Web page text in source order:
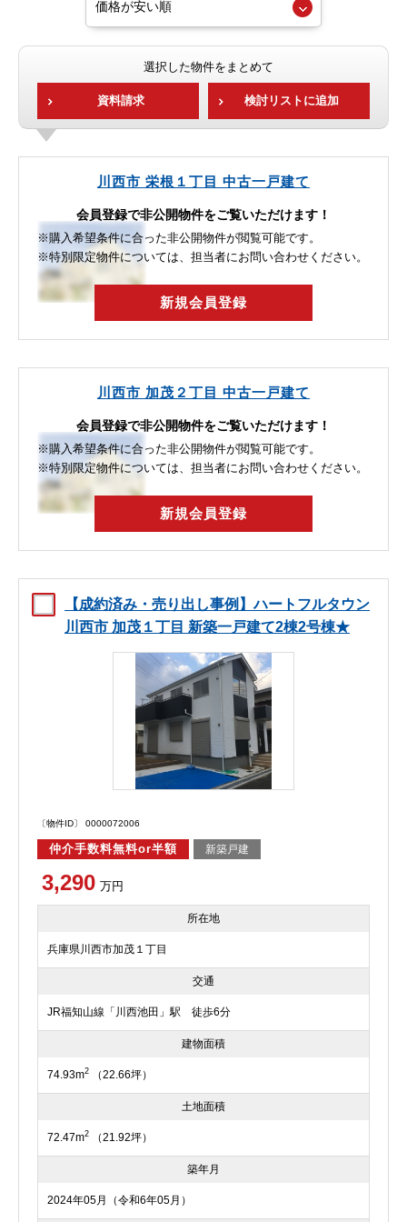
選択した物件をまとめて
資料請求 検討リストに追加
川西市 栄根１丁目 中古一戸建て
会員登録で非公開物件をご覧いただけます！
※購入希望条件に合った非公開物件が閲覧可能です。
※特別限定物件については、担当者にお問い合わせください。
新規会員登録
川西市 加茂２丁目 中古一戸建て
会員登録で非公開物件をご覧いただけます！
※購入希望条件に合った非公開物件が閲覧可能です。
※特別限定物件については、担当者にお問い合わせください。
新規会員登録
【成約済み・売り出し事例】ハートフルタウン
川西市 加茂１丁目 新築一戸建て2棟2号棟★
〔物件ID〕 0000072006
仲介手数料無料or半額 新築戸建
3,290 万円
所在地
兵庫県川西市加茂１丁目
交通
JR福知山線「川西池田」駅 徒歩6分
建物面積
74.93m2 （22.66坪）
土地面積
72.47m2 （21.92坪）
築年月
2024年05月（令和6年05月）